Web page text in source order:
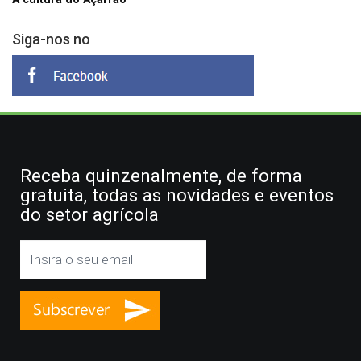
Siga-nos no
Receba quinzenalmente, de forma
gratuita, todas as novidades e eventos
do setor agrícola